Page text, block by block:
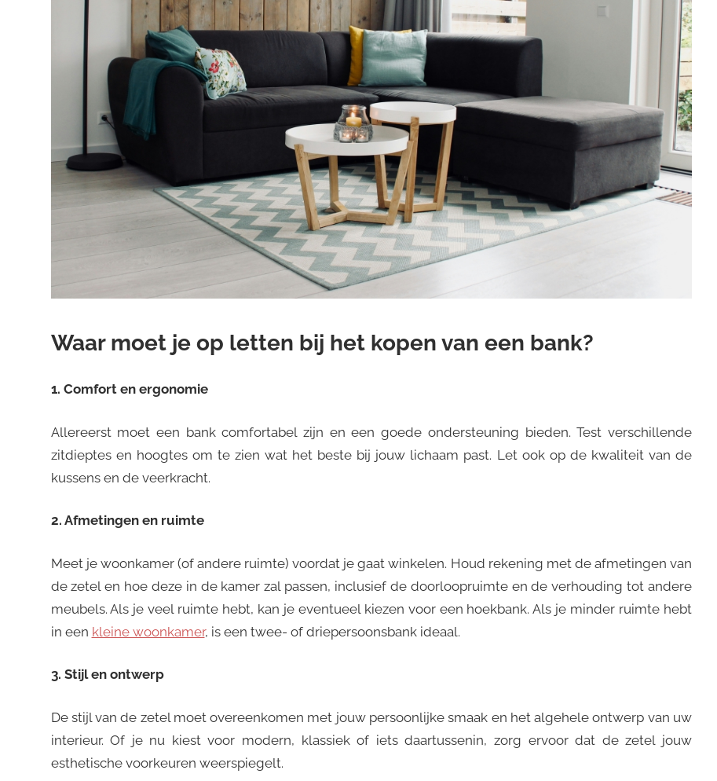
Waar moet je op letten bij het kopen van een bank?
1. Comfort en ergonomie
Allereerst moet een bank comfortabel zijn en een goede ondersteuning bieden. Test verschillende
zitdieptes en hoogtes om te zien wat het beste bij jouw lichaam past. Let ook op de kwaliteit van de
kussens en de veerkracht.
2. Afmetingen en ruimte
Meet je woonkamer (of andere ruimte) voordat je gaat winkelen. Houd rekening met de afmetingen van
de zetel en hoe deze in de kamer zal passen, inclusief de doorloopruimte en de verhouding tot andere
meubels. Als je veel ruimte hebt, kan je eventueel kiezen voor een hoekbank. Als je minder ruimte hebt
in een kleine woonkamer, is een twee- of driepersoonsbank ideaal.
3. Stijl en ontwerp
De stijl van de zetel moet overeenkomen met jouw persoonlijke smaak en het algehele ontwerp van uw
interieur. Of je nu kiest voor modern, klassiek of iets daartussenin, zorg ervoor dat de zetel jouw
esthetische voorkeuren weerspiegelt.